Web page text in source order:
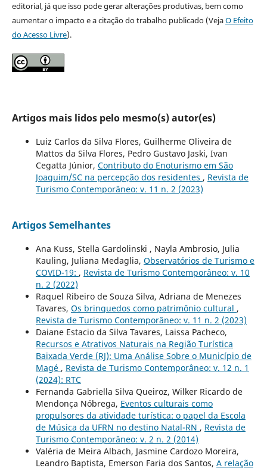
editorial, já que isso pode gerar alterações produtivas, bem como
aumentar o impacto e a citação do trabalho publicado (VejaO Efeito
do Acesso Livre).
Artigos mais lidos pelo mesmo(s) autor(es)
Luiz Carlos da Silva Flores, Guilherme Oliveira de
Mattos da Silva Flores, Pedro Gustavo Jaski, Ivan
Cegatta Júnior, Contributo do Enoturismo em São
Joaquim/SC na percepção dos residentes , Revista de
Turismo Contemporâneo: v. 11 n. 2 (2023)
Artigos Semelhantes
Ana Kuss, Stella Gardolinski , Nayla Ambrosio, Julia
Kauling, Juliana Medaglia, Observatórios de Turismo e
COVID-19: , Revista de Turismo Contemporâneo: v. 10
n. 2 (2022)
Raquel Ribeiro de Souza Silva, Adriana de Menezes
Tavares, Os brinquedos como patrimônio cultural ,
Revista de Turismo Contemporâneo: v. 11 n. 2 (2023)
Daiane Estacio da Silva Tavares, Laissa Pacheco,
Recursos e Atrativos Naturais na Região Turística
Baixada Verde (RJ): Uma Análise Sobre o Município de
Magé , Revista de Turismo Contemporâneo: v. 12 n. 1
(2024): RTC
Fernanda Gabriella Silva Queiroz, Wilker Ricardo de
Mendonça Nóbrega, Eventos culturais como
propulsores da atividade turística: o papel da Escola
de Música da UFRN no destino Natal-RN , Revista de
Turismo Contemporâneo: v. 2 n. 2 (2014)
Valéria de Meira Albach, Jasmine Cardozo Moreira,
Leandro Baptista, Emerson Faria dos Santos, A relação